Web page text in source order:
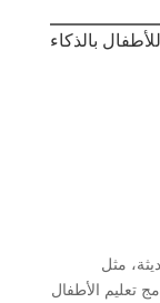
بالذكاء
مثل
تعليم الأطفال